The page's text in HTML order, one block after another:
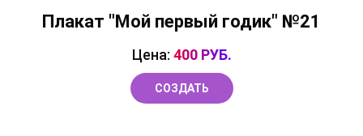
Плакат "Мой первый годик" №21
Цена: 400 РУБ.
СОЗДАТЬ